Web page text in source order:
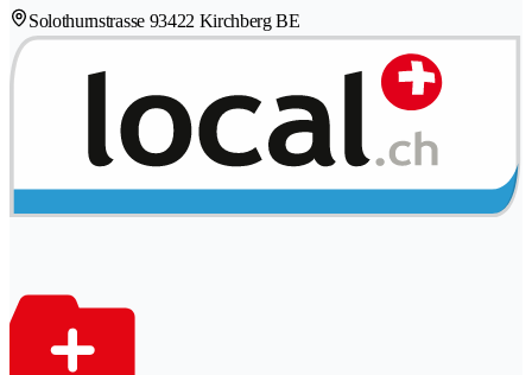
Solothurnstrasse 93422 Kirchberg BE